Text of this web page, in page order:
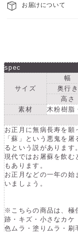
量
お届けについて
spec
サイズ
幅
奥行き
高さ
素材
木粉樹脂
お正月に無病長寿を願
「蘇」という悪鬼を
るという説があります。
現代ではお屠蘇を飲む
もあります。
お正月などの一年の始
いましょう。
※こちらの商品は、極
跡・キズ・小さなカケ
色ムラ・塗りムラ・刷